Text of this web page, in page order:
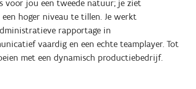
voor jou een tweede natuur; je ziet
hoger niveau te tillen. Je werkt
rapportage in
vaardig en een echte teamplayer. Tot
met een dynamisch productiebedrijf.